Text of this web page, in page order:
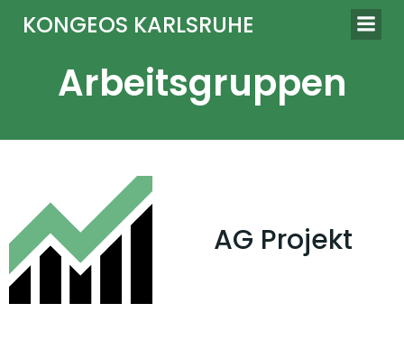
zum
KONGEOS KARLSRUHE
Arbeitsgruppen
AG Projekt